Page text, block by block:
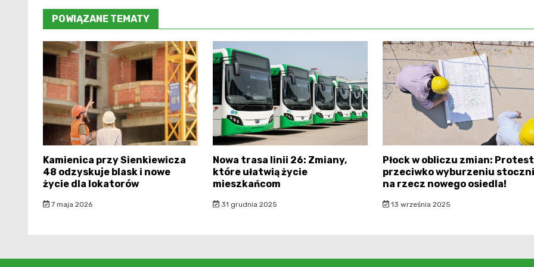
POWIĄZANE TEMATY
Kamienica przy Sienkiewicza
48 odzyskuje blask i nowe
życie dla lokatorów
7 maja 2026
Nowa trasa linii 26: Zmiany,
które ułatwią życie
mieszkańcom
31 grudnia 2025
Płock w obliczu zmian: Protest
przeciwko wyburzeniu stoczni
na rzecz nowego osiedla!
13 września 2025